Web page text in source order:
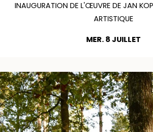
INAUGURATION DE L'ŒUVRE DE JAN
ARTISTIQUE
MER. 8 JUILLET